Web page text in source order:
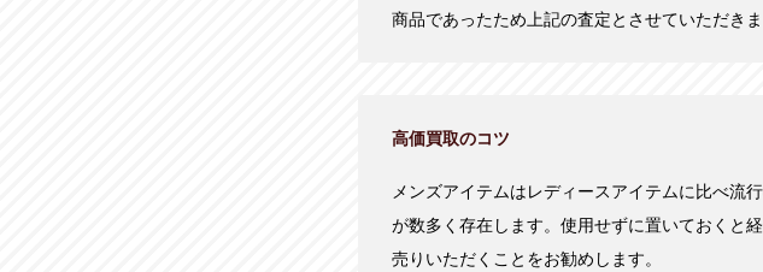
商品であったため上記の査定とさせていただきま
高価買取のコツ
メンズアイテムはレディースアイテムに比べ流
が数多く存在します。使用せずに置いておくと
売りいただくことをお勧めします。